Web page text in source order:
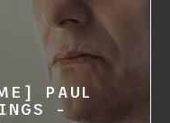
PAUL
-